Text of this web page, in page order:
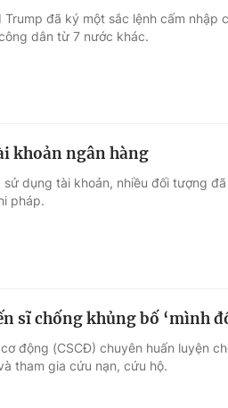
đã ký một sắc lệnh cấm nhập
dân từ 7 nước khác.
khoản ngân hàng
dụng tài khoản, nhiều đối tượng
pháp.
sĩ chống khủng bố ‘mình
động (CSCĐ) chuyên huấn luyện
tham gia cứu nạn, cứu hộ.